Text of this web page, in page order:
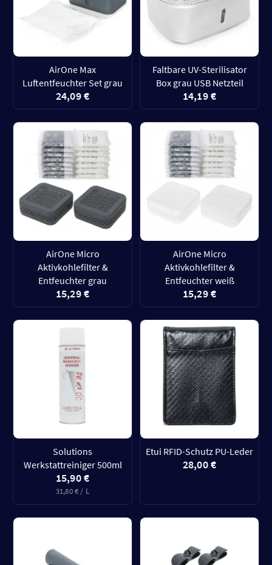
AirOne Max
Luftentfeuchter Set grau
24,09 €
Faltbare UV-Sterilisator
Box grau USB Netzteil
14,19 €
AirOne Micro
Aktivkohlefilter &
Entfeuchter grau
15,29 €
AirOne Micro
Aktivkohlefilter &
Entfeuchter weiß
15,29 €
Solutions
Werkstattreiniger 500ml
15,90 €
31,80 € / L
Etui RFID-Schutz PU-Leder
28,00 €